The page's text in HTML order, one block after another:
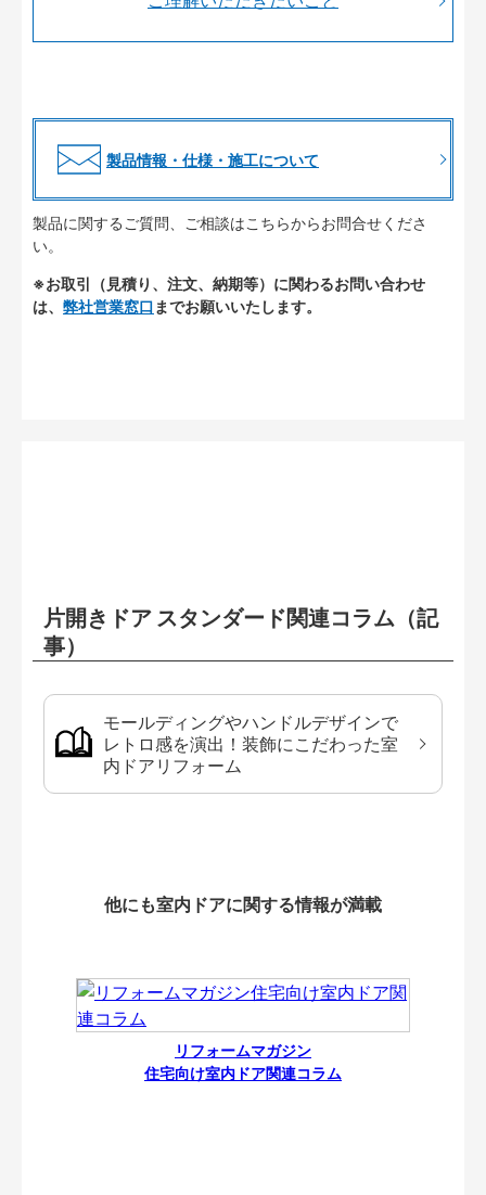
製品情報・仕様・施工について
製品に関するご質問、ご相談はこちらからお問合せくださ
い。
※お取引（見積り、注文、納期等）に関わるお問い合わせ
は、 弊社営業窓口 までお願いいたします。
片開きドア スタンダード関連コラム（記
事）
モールディングやハンドルデザインで
レトロ感を演出！装飾にこだわった室
内ドアリフォーム
他にも室内ドアに関する情報が満載
リフォームマガジン
住宅向け室内ドア関連コラム